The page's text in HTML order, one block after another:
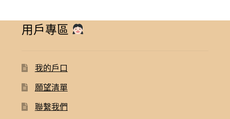
用戶專區
我的戶口
願望清單
聯繫我們